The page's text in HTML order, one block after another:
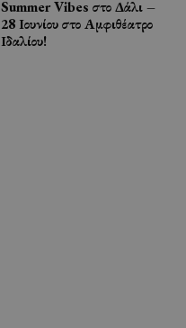
Summer Vibes στο Δάλι –
28 Ιουνίου στο Αμφιθέατρο
Ιδαλίου!